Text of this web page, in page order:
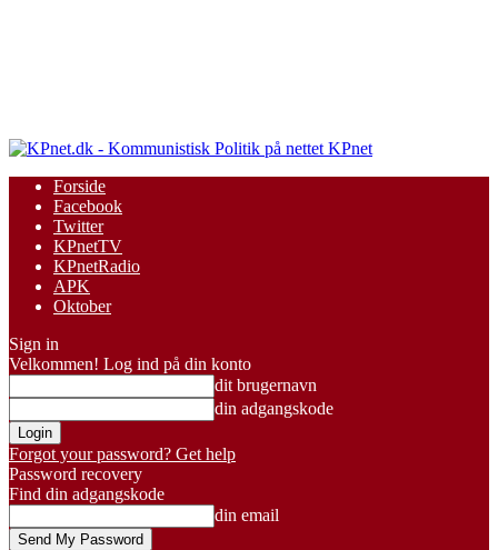
KPnet
Forside
Facebook
Twitter
KPnetTV
KPnetRadio
APK
Oktober
Sign in
Velkommen! Log ind på din konto
dit brugernavn
din adgangskode
Forgot your password? Get help
Password recovery
Find din adgangskode
din email